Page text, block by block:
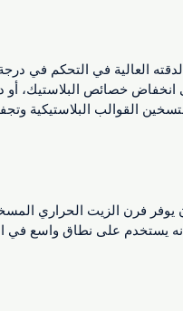
العالية في التحكم في
انخفاض خصائص البلاستيك،
القوالب البلاستيكية
فرن الزيت الحراري المسخن
يستخدم على نطاق واسع في